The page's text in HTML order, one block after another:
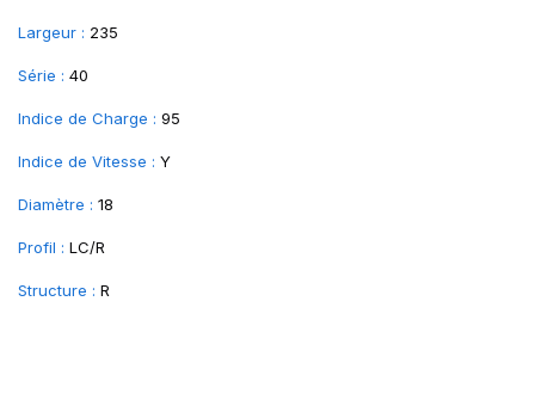
Largeur : 235
Série : 40
Indice de Charge : 95
Indice de Vitesse : Y
Diamètre : 18
Profil : LC/R
Structure : R